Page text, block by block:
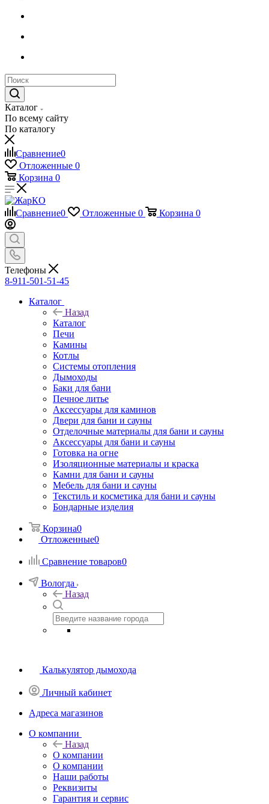
Каталог
По всему сайту
По каталогу
Сравнение0
Отложенные 0
Корзина 0
Сравнение0 Отложенные 0 Корзина 0
Телефоны
8-911-501-51-45
Каталог
Назад
Каталог
Печи
Камины
Котлы
Системы отопления
Дымоходы
Баки для бани
Печное литье
Аксессуары для каминов
Двери для бани и сауны
Отделочные материалы для бани и сауны
Аксессуары для бани и сауны
Готовка на огне
Изоляционные материалы и краска
Камни для бани и сауны
Мебель для бани и сауны
Текстиль и косметика для бани и сауны
Бондарные изделия
Корзина0
Отложенные0
Сравнение товаров0
Вологда
Назад
Калькулятор дымохода
Личный кабинет
Адреса магазинов
O компании
Назад
O компании
О компании
Наши работы
Реквизиты
Гарантия и сервис